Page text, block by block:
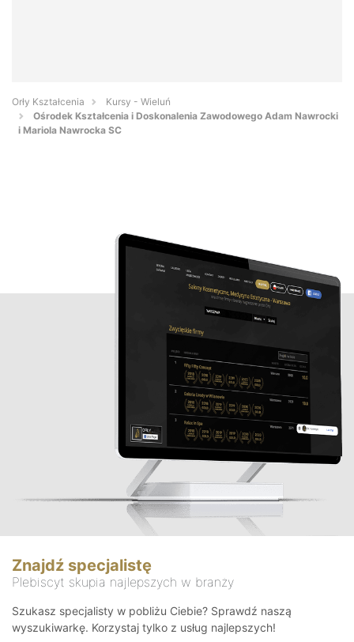
Orły Kształcenia
Kursy - Wieluń
Ośrodek Kształcenia i Doskonalenia Zawodowego Adam Nawrocki
i Mariola Nawrocka SC
Znajdź specjalistę
Plebiscyt skupia najlepszych w branży
Szukasz specjalisty w pobliżu Ciebie? Sprawdź naszą
wyszukiwarkę. Korzystaj tylko z usług najlepszych!